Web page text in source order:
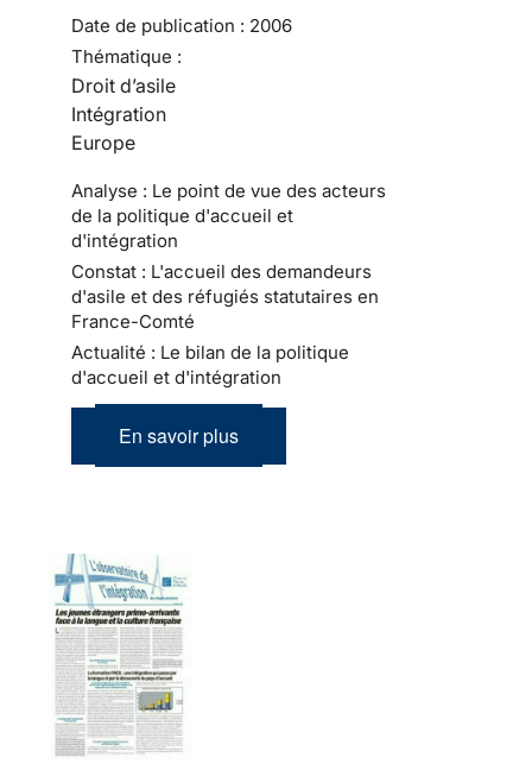
Date de publication : 2006
Thématique :
Droit d’asile
Intégration
Europe
Analyse : Le point de vue des acteurs
de la politique d'accueil et
d'intégration
Constat : L'accueil des demandeurs
d'asile et des réfugiés statutaires en
France-Comté
Actualité : Le bilan de la politique
d'accueil et d'intégration
En savoir plus